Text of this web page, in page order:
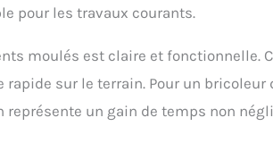
pour les travaux courants.
moulés est claire et fonctionnelle.
sur le terrain. Pour un
un gain de temps non